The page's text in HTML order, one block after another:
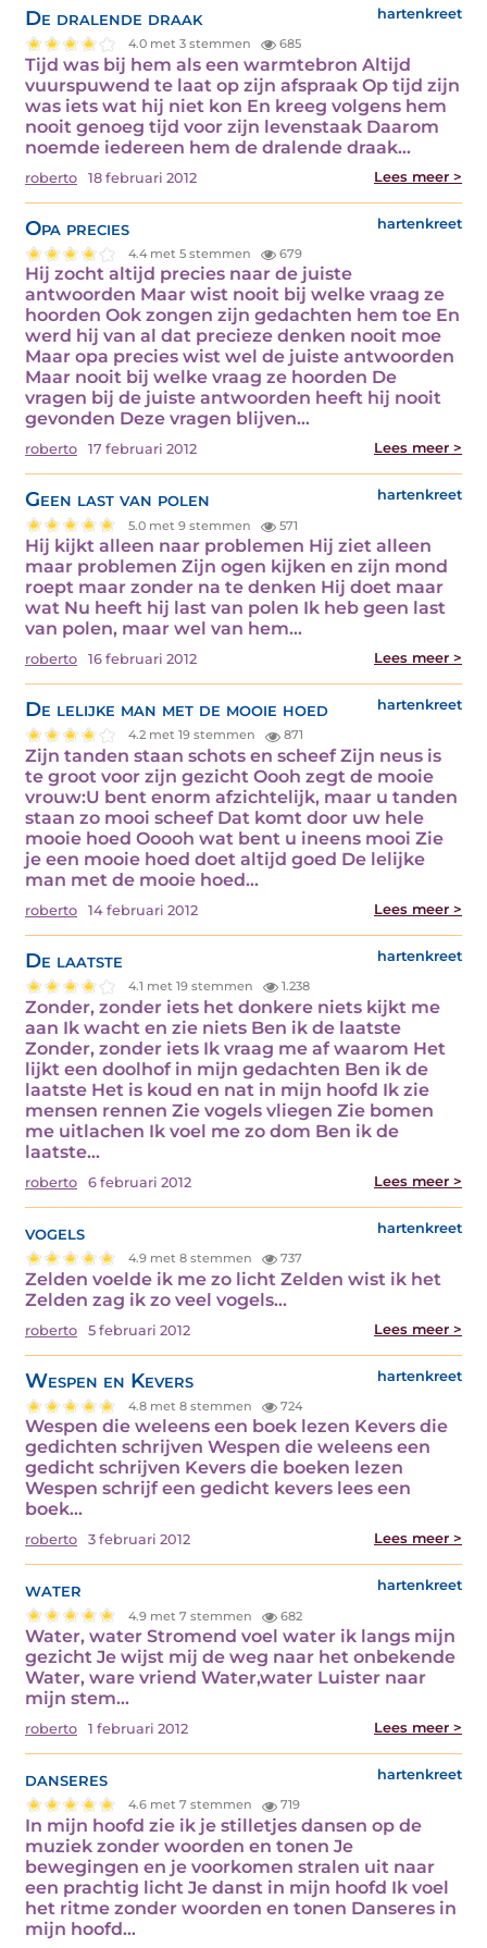
De dralende draak hartenkreet
4.0 met 3 stemmen 685
Tijd was bij hem als een warmtebron Altijd
vuurspuwend te laat op zijn afspraak Op tijd zijn
was iets wat hij niet kon En kreeg volgens hem
nooit genoeg tijd voor zijn levenstaak Daarom
noemde iedereen hem de dralende draak…
roberto 18 februari 2012 Lees meer >
Opa precies hartenkreet
4.4 met 5 stemmen 679
Hij zocht altijd precies naar de juiste
antwoorden Maar wist nooit bij welke vraag ze
hoorden Ook zongen zijn gedachten hem toe En
werd hij van al dat precieze denken nooit moe
Maar opa precies wist wel de juiste antwoorden
Maar nooit bij welke vraag ze hoorden De
vragen bij de juiste antwoorden heeft hij nooit
gevonden Deze vragen blijven…
roberto 17 februari 2012 Lees meer >
Geen last van polen hartenkreet
5.0 met 9 stemmen 571
Hij kijkt alleen naar problemen Hij ziet alleen
maar problemen Zijn ogen kijken en zijn mond
roept maar zonder na te denken Hij doet maar
wat Nu heeft hij last van polen Ik heb geen last
van polen, maar wel van hem…
roberto 16 februari 2012 Lees meer >
De lelijke man met de mooie hoed hartenkreet
4.2 met 19 stemmen 871
Zijn tanden staan schots en scheef Zijn neus is
te groot voor zijn gezicht Oooh zegt de mooie
vrouw:U bent enorm afzichtelijk, maar u tanden
staan zo mooi scheef Dat komt door uw hele
mooie hoed Ooooh wat bent u ineens mooi Zie
je een mooie hoed doet altijd goed De lelijke
man met de mooie hoed…
roberto 14 februari 2012 Lees meer >
De laatste hartenkreet
4.1 met 19 stemmen 1.238
Zonder, zonder iets het donkere niets kijkt me
aan Ik wacht en zie niets Ben ik de laatste
Zonder, zonder iets Ik vraag me af waarom Het
lijkt een doolhof in mijn gedachten Ben ik de
laatste Het is koud en nat in mijn hoofd Ik zie
mensen rennen Zie vogels vliegen Zie bomen
me uitlachen Ik voel me zo dom Ben ik de
laatste…
roberto 6 februari 2012 Lees meer >
vogels hartenkreet
4.9 met 8 stemmen 737
Zelden voelde ik me zo licht Zelden wist ik het
Zelden zag ik zo veel vogels…
roberto 5 februari 2012 Lees meer >
Wespen en Kevers hartenkreet
4.8 met 8 stemmen 724
Wespen die weleens een boek lezen Kevers die
gedichten schrijven Wespen die weleens een
gedicht schrijven Kevers die boeken lezen
Wespen schrijf een gedicht kevers lees een
boek…
roberto 3 februari 2012 Lees meer >
water hartenkreet
4.9 met 7 stemmen 682
Water, water Stromend voel water ik langs mijn
gezicht Je wijst mij de weg naar het onbekende
Water, ware vriend Water,water Luister naar
mijn stem…
roberto 1 februari 2012 Lees meer >
danseres hartenkreet
4.6 met 7 stemmen 719
In mijn hoofd zie ik je stilletjes dansen op de
muziek zonder woorden en tonen Je
bewegingen en je voorkomen stralen uit naar
een prachtig licht Je danst in mijn hoofd Ik voel
het ritme zonder woorden en tonen Danseres in
mijn hoofd…